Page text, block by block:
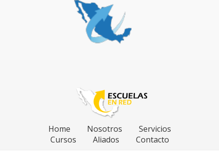
Home Nosotros
Servicios
Cursos
Aliados Contacto